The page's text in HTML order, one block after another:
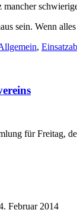
sein. Wenn
,
für Freitag,
Februar 2014